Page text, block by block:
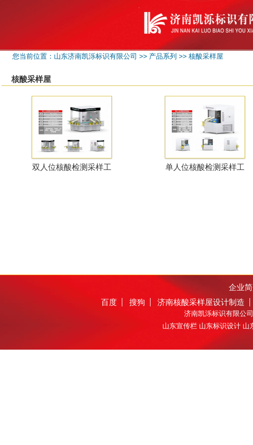
您当前位置： 山东济南凯泺标识有限公司 >> 产品系列 >> 核酸采样屋
核酸采样屋
双人位核酸检测采样工 单人位核酸检测采样工
企业
百度
搜狗 济南核酸采样屋设计制造
济南凯泺标识有限公
山东宣传栏 山东标识设计